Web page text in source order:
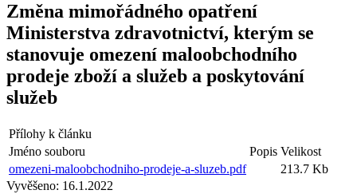
Změna mimořádného opatření
Ministerstva zdravotnictví, kterým se
stanovuje omezení maloobchodního
prodeje zboží a služeb a poskytování
služeb
Přílohy k článku
Jméno souboru
Popis Velikost
omezeni-maloobchodniho-prodeje-a-sluzeb.pdf
213.7 Kb
Vyvěšeno: 16.1.2022